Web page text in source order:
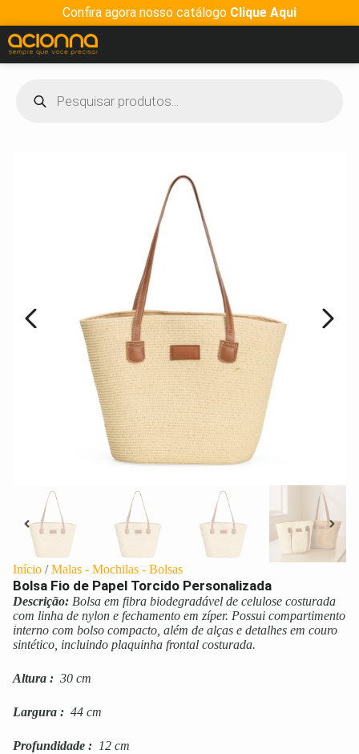
Confira agora nosso catálogo Clique Aqui
Início /Malas - Mochilas - Bolsas
Bolsa Fio de Papel Torcido Personalizada
Descrição: Bolsa em fibra biodegradável de celulose costurada
com linha de nylon e fechamento em zíper. Possui compartimento
interno com bolso compacto, além de alças e detalhes em couro
sintético, incluindo plaquinha frontal costurada.
Altura : 30 cm
Largura : 44 cm
Profundidade : 12 cm